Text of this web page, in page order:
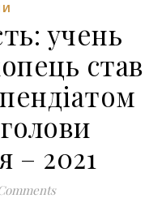
учень
став
– 2021